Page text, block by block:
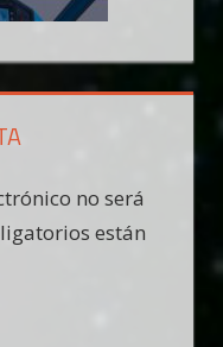
no será
están